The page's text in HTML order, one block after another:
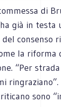
di
già in testa
del consenso
la riforma
“Per
sono